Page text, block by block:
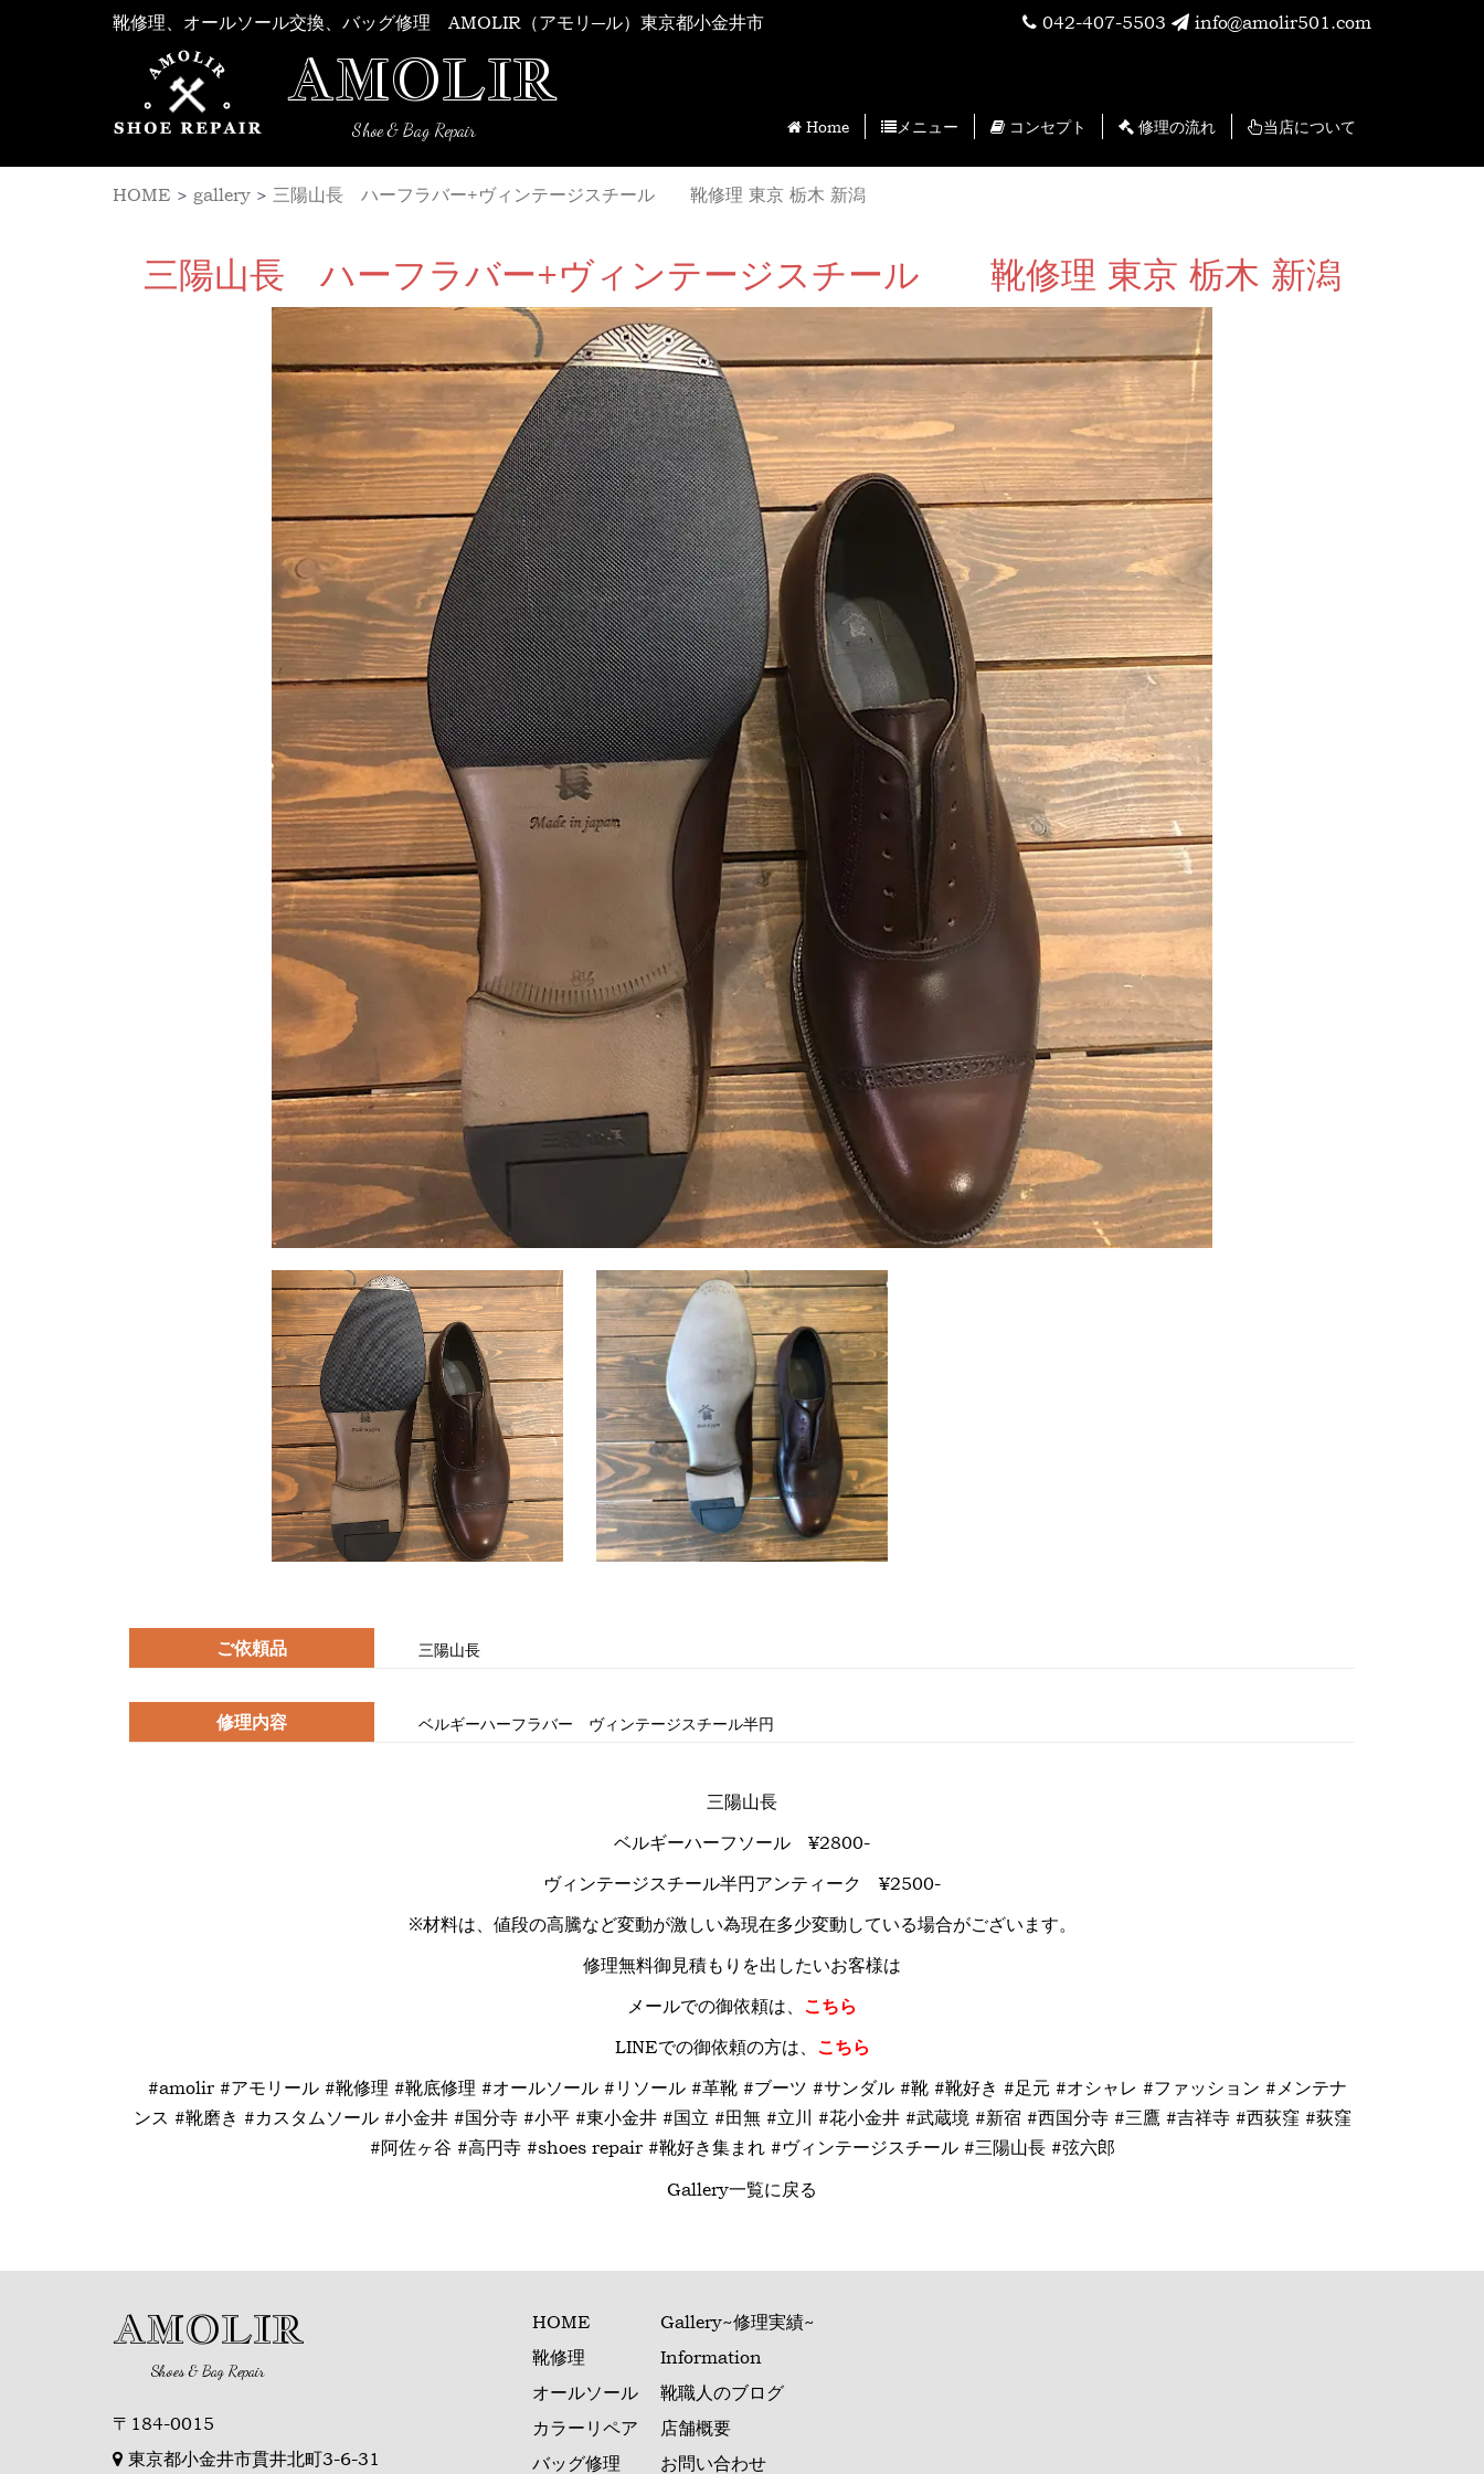
靴修理、オールソール交換、バッグ修理 AMOLIR（アモリ―ル）東京都小金井市 042-407-5503 info@amolir501.com
AMOLIR
Shoe & Bag Repair Home メニュー コンセプト 修理の流れ 当店について
HOME > gallery > 三陽山長 ハーフラバー+ヴィンテージスチール 靴修理 東京 栃木 新潟
三陽山長 ハーフラバー+ヴィンテージスチール 靴修理 東京 栃木 新潟
ご依頼品 三陽山長
修理内容 ベルギーハーフラバー ヴィンテージスチール半円
三陽山長
ベルギーハーフソール ¥2800-
ヴィンテージスチール半円アンティーク ¥2500-
※材料は、値段の高騰など変動が激しい為現在多少変動している場合がございます。
修理無料御見積もりを出したいお客様は
メールでの御依頼は、 こちら
LINEでの御依頼の方は、 こちら
#amolir #アモリール #靴修理 #靴底修理 #オールソール #リソール #革靴 #ブーツ #サンダル #靴 #靴好き #足元 #オシャレ #ファッション #メンテナ
ンス #靴磨き #カスタムソール #小金井 #国分寺 #小平 #東小金井 #国立 #田無 #立川 #花小金井 #武蔵境 #新宿 #西国分寺 #三鷹 #吉祥寺 #西荻窪 #荻窪
#阿佐ヶ谷 #高円寺 #shoes repair #靴好き集まれ #ヴィンテージスチール #三陽山長 #弦六郎
Gallery一覧に戻る
AMOLIR
Shoes & Bag Repair
〒184-0015
東京都小金井市貫井北町3-6-31
HOME
靴修理
オールソール
カラーリペア
バッグ修理
Gallery~修理実績~
Information
靴職人のブログ
店舗概要
お問い合わせ